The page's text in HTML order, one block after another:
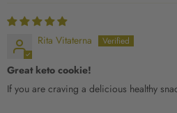
Rita Vitaterna
Great keto cookie!
If you are craving a delicious healthy